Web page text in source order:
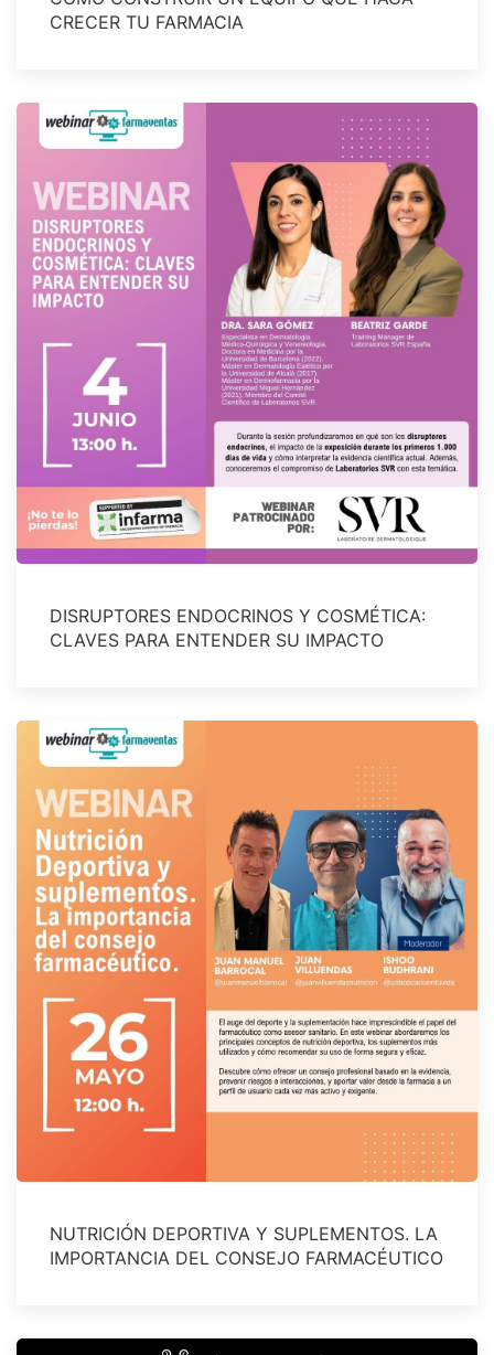
CRECER TU FARMACIA
DISRUPTORES ENDOCRINOS Y COSMÉTICA:
CLAVES PARA ENTENDER SU IMPACTO
NUTRICIÓN DEPORTIVA Y SUPLEMENTOS. LA
IMPORTANCIA DEL CONSEJO FARMACÉUTICO